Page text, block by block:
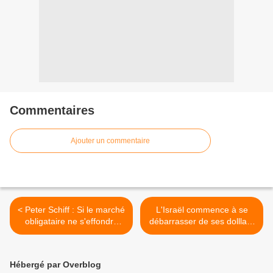
Commentaires
Ajouter un commentaire
< Peter Schiff : Si le marché
obligataire ne s'effondre
pas, le marché boursier le
L'Israël commence à se
débarrasser de ses dolllars
et de ses euros >
Hébergé par Overblog